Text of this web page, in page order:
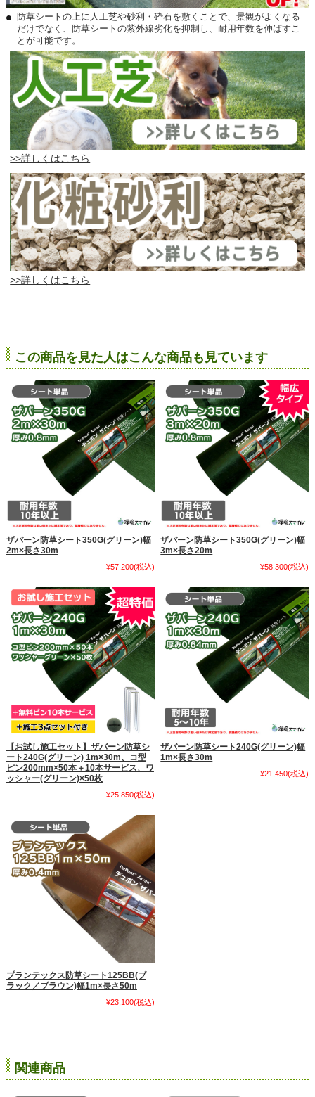
防草シートの上に人工芝や砂利・砕石を敷くことで、景観がよくなる
だけでなく、防草シートの紫外線劣化を抑制し、耐用年数を伸ばすこ
とが可能です。
>>詳しくはこちら
>>詳しくはこちら
この商品を見た人はこんな商品も見ています
ザバーン防草シート350G(グリーン)幅
2m×長さ30m
¥57,200(税込)
ザバーン防草シート350G(グリーン)幅
3m×長さ20m
¥58,300(税込)
【お試し施工セット】ザバーン防草シ
ート240G(グリーン) 1m×30m、コ型
ピン200mm×50本＋10本サービス、ワ
ッシャー(グリーン)×50枚
¥25,850(税込)
ザバーン防草シート240G(グリーン)幅
1m×長さ30m
¥21,450(税込)
プランテックス防草シート125BB(ブ
ラック／ブラウン)幅1m×長さ50m
¥23,100(税込)
関連商品